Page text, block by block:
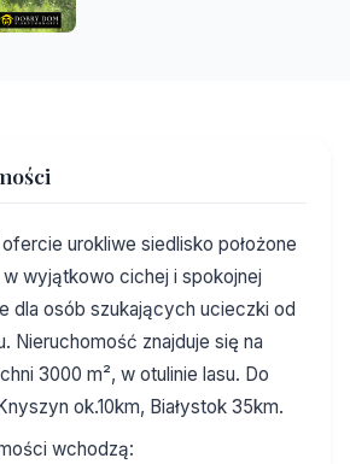
urokliwe siedlisko położone
wyjątkowo cichej i spokojnej
dla osób szukających ucieczki od
Nieruchomość znajduje się na
3000 m², w otulinie lasu. Do
ok.10km, Białystok 35km.
wchodzą: